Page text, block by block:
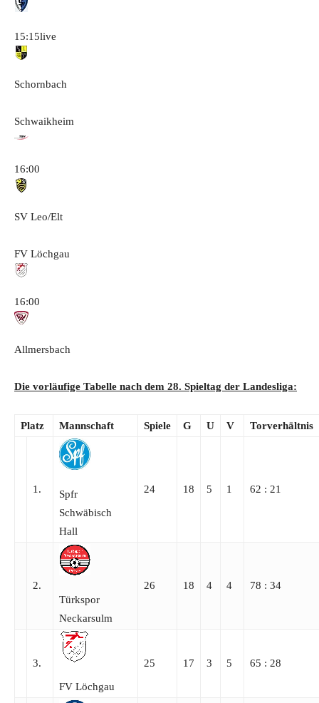
15:15live
Schornbach
Schwaikheim
16:00
SV Leo/Elt
FV Löchgau
16:00
Allmersbach
Die vorläufige Tabelle nach dem 28. Spieltag der Landesliga:
Platz Mannschaft Spiele G U V Torverhältnis
1.
Spfr
Schwäbisch
Hall
24 18 5 1 62 : 21
2.
Türkspor
Neckarsulm
26 18 4 4 78 : 34
3.
FV Löchgau
25 17 3 5 65 : 28